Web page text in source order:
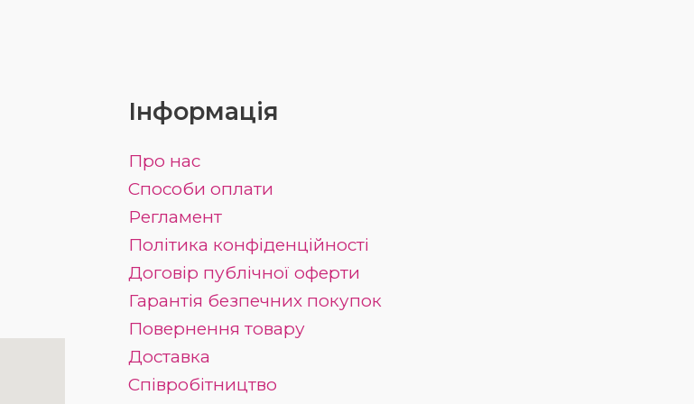
Інформація
Про нас
Способи оплати
Регламент
Політика конфіденційності
Договір публічної оферти
Гарантія безпечних покупок
Повернення товару
Доставка
Співробітництво